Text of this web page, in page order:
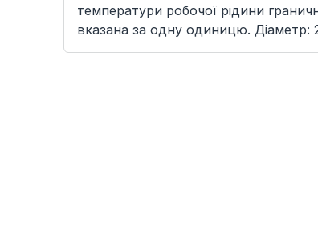
температури робочої рідини
вказана за одну одиницю. Діаметр: